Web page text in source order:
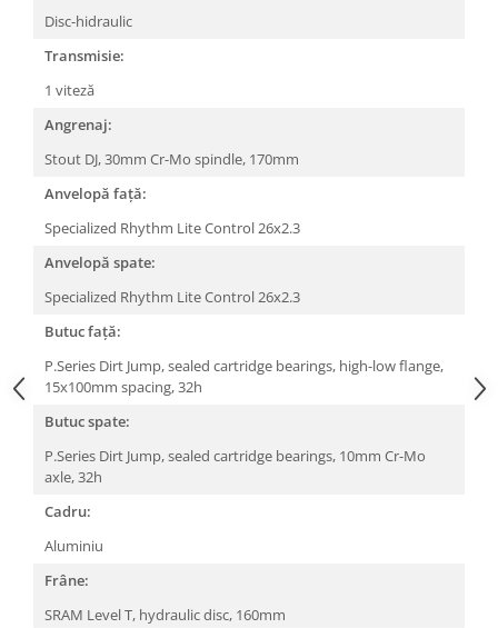
Set roți
Accesorii roți
Schimbătoare față
Schimbătoare spate
Piese schimbătoare
Tije sa
Tije telescopice
Coliere tije șa
Piese tije sa
Amortizoare spate
Arcuri
Groupset
Disc-hidraulic
Transmisie:
1 viteză
Angrenaj:
Stout DJ, 30mm Cr-Mo spindle, 170mm
Anvelopă față:
Specialized Rhythm Lite Control 26x2.3
Anvelopă spate:
Specialized Rhythm Lite Control 26x2.3
Butuc față:
P.Series Dirt Jump, sealed cartridge bearings, high-low flange,
15x100mm spacing, 32h
Butuc spate:
P.Series Dirt Jump, sealed cartridge bearings, 10mm Cr-Mo
axle, 32h
Cadru:
Aluminiu
Frâne:
SRAM Level T, hydraulic disc, 160mm